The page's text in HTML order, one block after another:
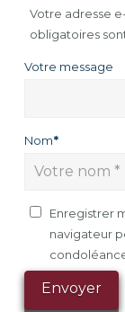
Votre adresse
obligatoires
Votre message
Nom*
Enregistrer
navigateur